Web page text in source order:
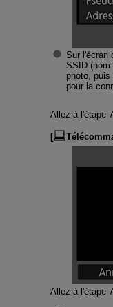
Sur l'écran
SSID (nom
photo,
pour la
Allez à l'étape
[
Allez à l'étape